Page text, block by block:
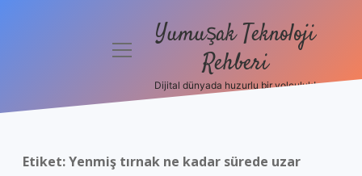
Politikası
menüyüYumuşak Teknoloji
Rehberi
Dijital dünyada huzurlu bir yolculuk!
Etiket:Yenmiş tırnak ne kadar sürede uzar